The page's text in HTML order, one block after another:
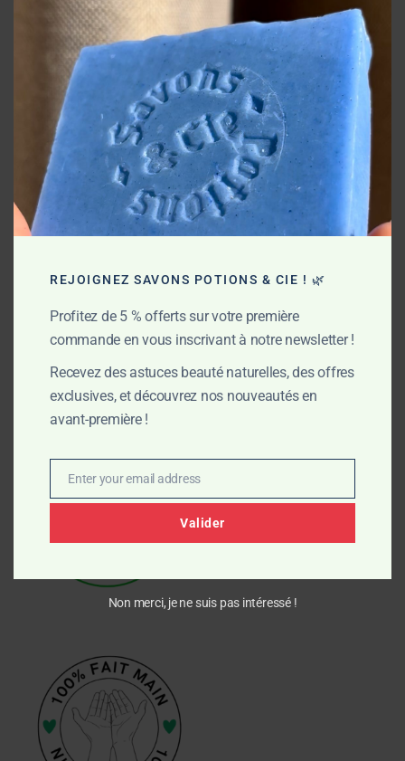
hydratantes et protectrices des beurres végétaux sont
conservées. Ce procédé artisanal produit naturellement de la
glycérine, un actif réputé pour maintenir l’hydratation
cutanée. Le résultat ? Une peau propre, douce, confortable et
respectée.
Mes engagements
REJOIGNEZ SAVONS POTIONS & CIE ! 🌿
Profitez de 5 % offerts sur votre première
commande en vous inscrivant à notre newsletter !
Recevez des astuces beauté naturelles, des offres
exclusives, et découvrez nos nouveautés en
avant-première !
Enter your email address
Valider
Non merci, je ne suis pas intéressé !